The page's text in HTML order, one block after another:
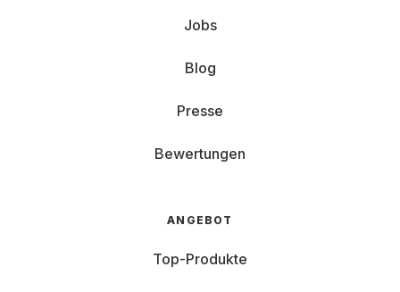
Jobs
Blog
Presse
Bewertungen
ANGEBOT
Top-Produkte